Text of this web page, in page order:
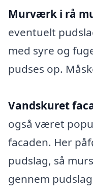
Murværk i rå
eventuelt
med syre og
pudses op.
Vandskuret
også været
facaden. Her
pudslag, så
gennem